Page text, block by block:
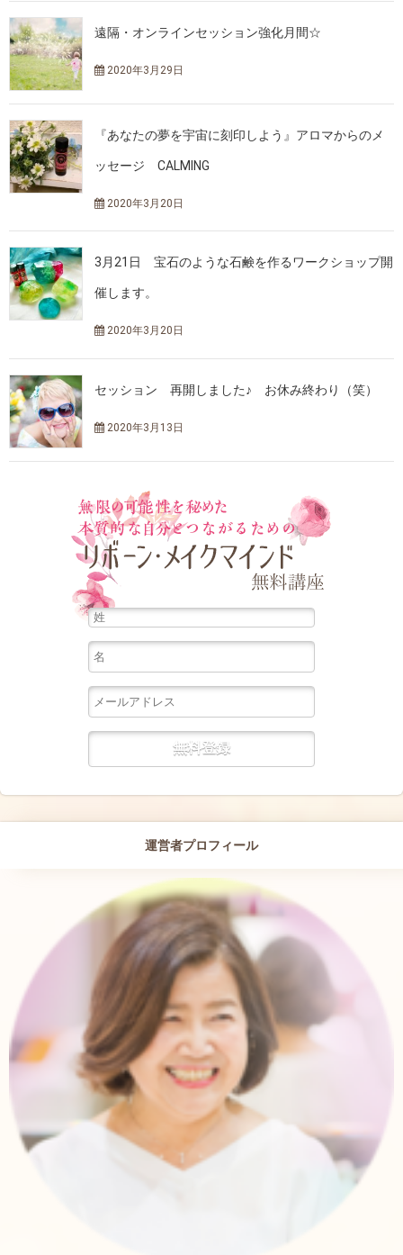
遠隔・オンラインセッション強化月間☆
2020年3月29日
『あなたの夢を宇宙に刻印しよう』アロマからのメ
ッセージ CALMING
2020年3月20日
3月21日 宝石のような石鹸を作るワークショップ開
催します。
2020年3月20日
セッション 再開しました♪ お休み終わり（笑）
2020年3月13日
運営者プロフィール